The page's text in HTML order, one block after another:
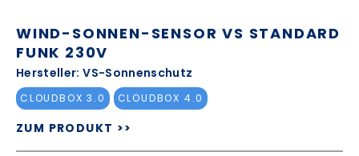
WIND-SONNEN-SENSOR VS STANDARD
FUNK 230V
Hersteller: VS-Sonnenschutz
CLOUDBOX 3.0 CLOUDBOX 4.0
ZUM PRODUKT >>